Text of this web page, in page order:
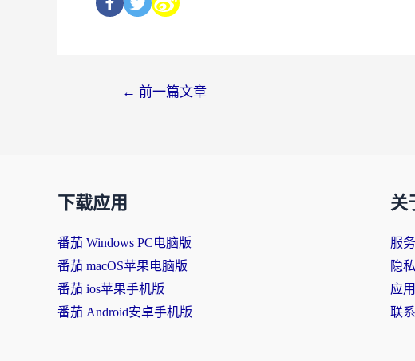
← 前一篇文章
下载应用
番茄 Windows PC电脑版
番茄 macOS苹果电脑版
番茄 ios苹果手机版
番茄 Android安卓手机版
关
服
隐
应
联